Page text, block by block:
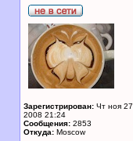
Зарегистрирован: Чт ноя 27,
2008 21:24
Сообщения: 2853
Откуда: Moscow